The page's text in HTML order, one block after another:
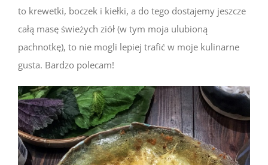
to krewetki, boczek i kiełki, a do tego dostajemy jeszcze
całą masę świeżych ziół (w tym moja ulubioną
pachnotkę), to nie mogli lepiej trafić w moje kulinarne
gusta. Bardzo polecam!